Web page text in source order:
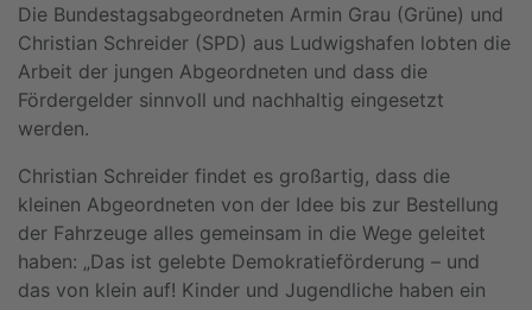
Die Bundestagsabgeordneten Armin Grau (Grüne) und
Christian Schreider (SPD) aus Ludwigshafen lobten die
Arbeit der jungen Abgeordneten und dass die
Fördergelder sinnvoll und nachhaltig eingesetzt
werden.
Christian Schreider findet es großartig, dass die
kleinen Abgeordneten von der Idee bis zur Bestellung
der Fahrzeuge alles gemeinsam in die Wege geleitet
haben: „Das ist gelebte Demokratieförderung – und
das von klein auf! Kinder und Jugendliche haben ein